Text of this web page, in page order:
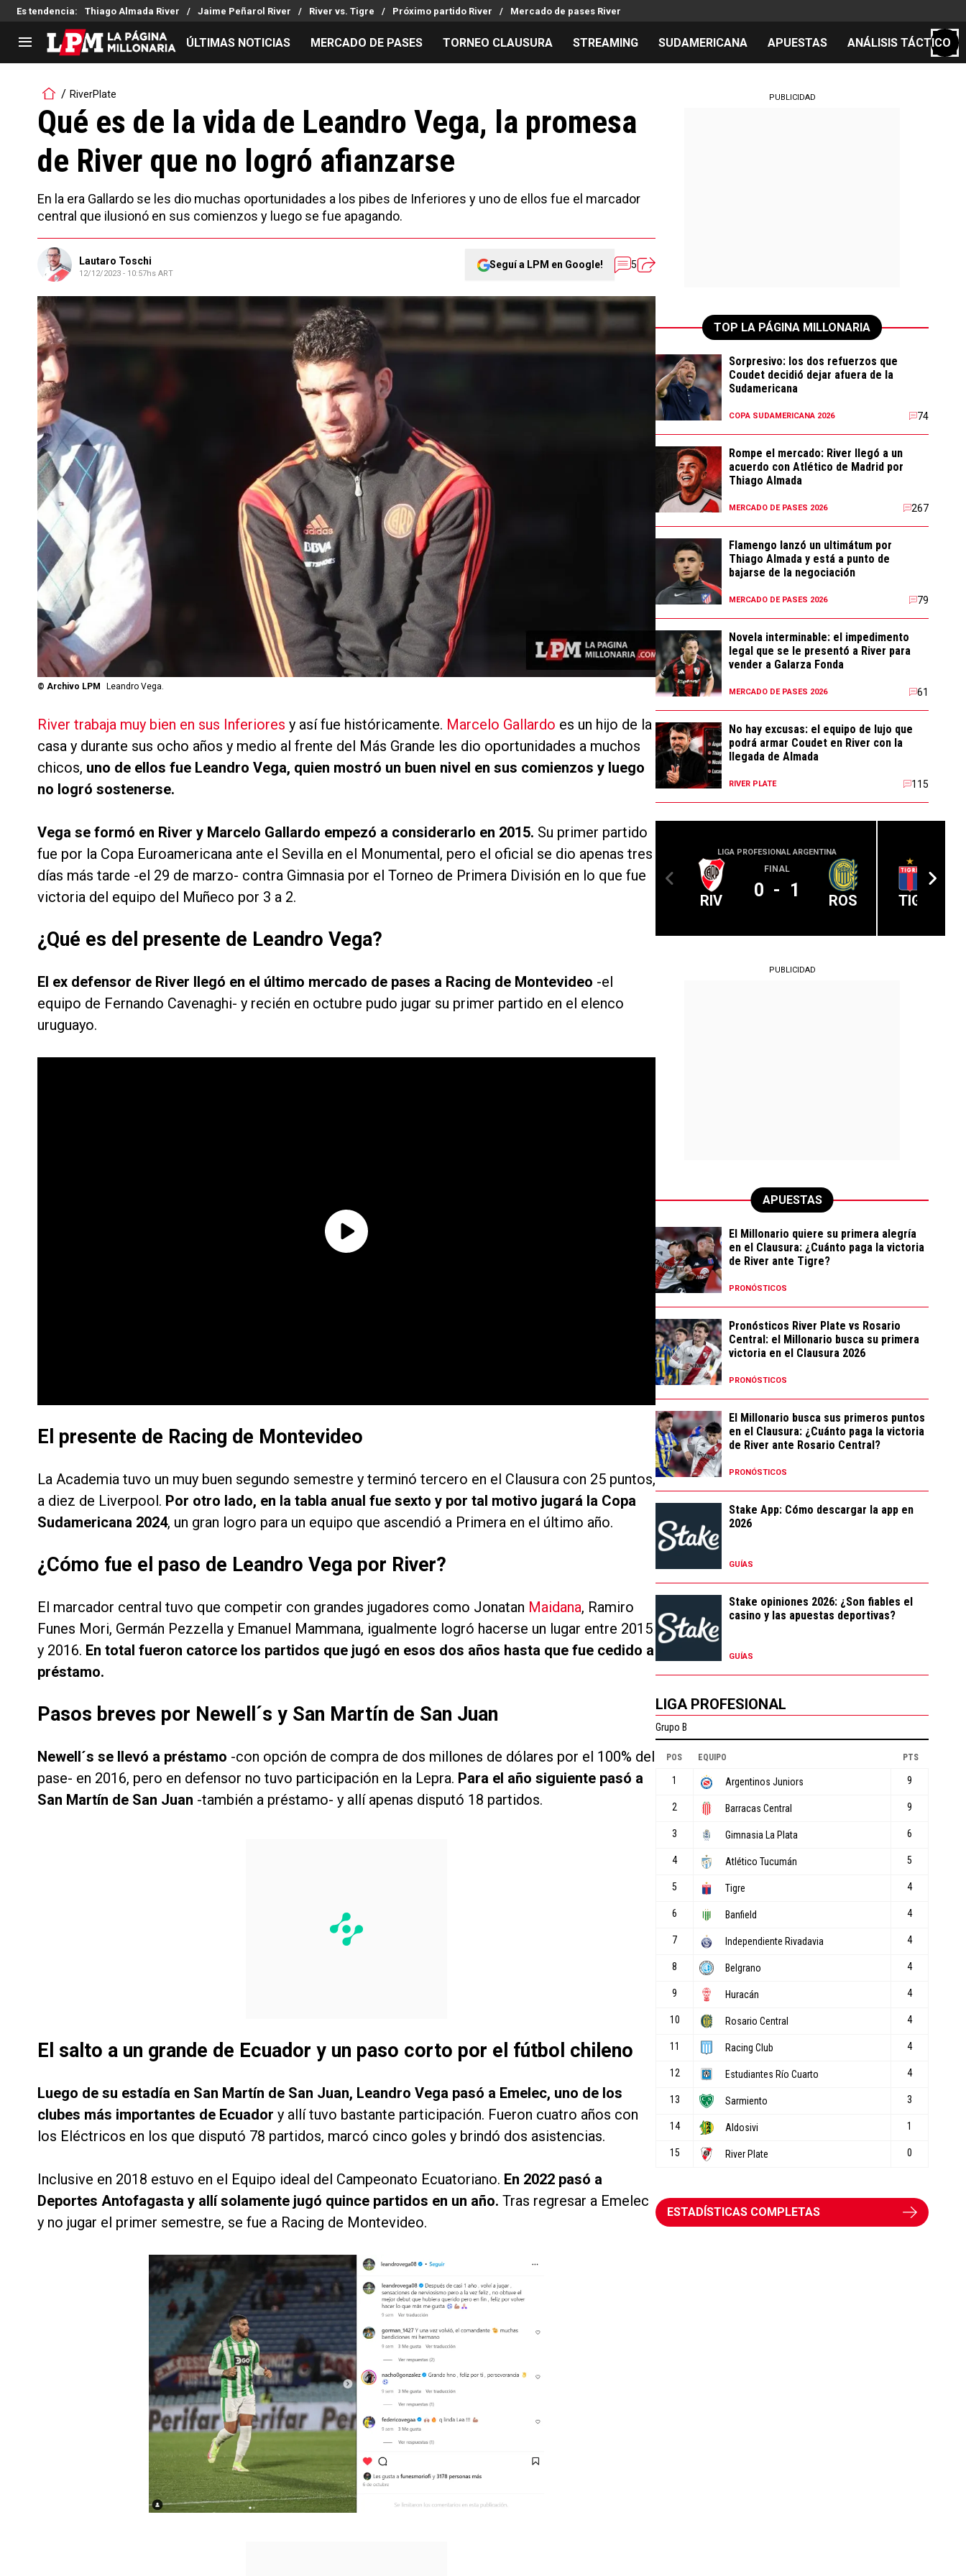
Es tendencia: Thiago Almada River Jaime Peñarol River River vs. Tigre Próximo partido River Mercado de pases River
LIGA PROFESIONAL
Noticias
Tabla de posiciones
Fixture
Reserva
Copa Sudamericana
Copa Argentina
Selección Argentina
Mercado de Pases
Análisis tácticos
Juanfer Quintero
Chacho Coudet
Streaming
Entradas
Los goles de River
Guías
ÚLTIMAS NOTICIAS MERCADO DE PASES TORNEO CLAUSURA STREAMING SUDAMERICANA APUESTAS ANÁLISIS TÁCTICO
RiverPlate
Qué es de la vida de Leandro Vega, la promesa
de River que no logró afianzarse
En la era Gallardo se les dio muchas oportunidades a los pibes de Inferiores y uno de ellos fue el marcador
central que ilusionó en sus comienzos y luego se fue apagando.
Lautaro Toschi
12/12/2023 - 10:57hs ART
Seguí a LPM en Google! 5
© Archivo LPM Leandro Vega.
River trabaja muy bien en sus Inferiores y así fue históricamente. Marcelo Gallardo es un hijo de la
casa y durante sus ocho años y medio al frente del Más Grande les dio oportunidades a muchos
chicos, uno de ellos fue Leandro Vega, quien mostró un buen nivel en sus comienzos y luego
no logró sostenerse.
Vega se formó en River y Marcelo Gallardo empezó a considerarlo en 2015. Su primer partido
fue por la Copa Euroamericana ante el Sevilla en el Monumental, pero el oficial se dio apenas tres
días más tarde -el 29 de marzo- contra Gimnasia por el Torneo de Primera División en lo que fue
victoria del equipo del Muñeco por 3 a 2.
¿Qué es del presente de Leandro Vega?
El ex defensor de River llegó en el último mercado de pases a Racing de Montevideo -el
equipo de Fernando Cavenaghi- y recién en octubre pudo jugar su primer partido en el elenco
uruguayo.
El presente de Racing de Montevideo
La Academia tuvo un muy buen segundo semestre y terminó tercero en el Clausura con 25 puntos,
a diez de Liverpool. Por otro lado, en la tabla anual fue sexto y por tal motivo jugará la Copa
Sudamericana 2024, un gran logro para un equipo que ascendió a Primera en el último año.
¿Cómo fue el paso de Leandro Vega por River?
El marcador central tuvo que competir con grandes jugadores como Jonatan Maidana, Ramiro
Funes Mori, Germán Pezzella y Emanuel Mammana, igualmente logró hacerse un lugar entre 2015
y 2016. En total fueron catorce los partidos que jugó en esos dos años hasta que fue cedido a
préstamo.
Pasos breves por Newell´s y San Martín de San Juan
Newell´s se llevó a préstamo -con opción de compra de dos millones de dólares por el 100% del
pase- en 2016, pero en defensor no tuvo participación en la Lepra. Para el año siguiente pasó a
San Martín de San Juan -también a préstamo- y allí apenas disputó 18 partidos.
El salto a un grande de Ecuador y un paso corto por el fútbol chileno
Luego de su estadía en San Martín de San Juan, Leandro Vega pasó a Emelec, uno de los
clubes más importantes de Ecuador y allí tuvo bastante participación. Fueron cuatro años con
los Eléctricos en los que disputó 78 partidos, marcó cinco goles y brindó dos asistencias.
Inclusive en 2018 estuvo en el Equipo ideal del Campeonato Ecuatoriano. En 2022 pasó a
Deportes Antofagasta y allí solamente jugó quince partidos en un año. Tras regresar a Emelec
y no jugar el primer semestre, se fue a Racing de Montevideo.
PUBLICIDAD
TOP LA PÁGINA MILLONARIA
Sorpresivo: los dos refuerzos que
Coudet decidió dejar afuera de la
Sudamericana
COPA SUDAMERICANA 2026 74
Rompe el mercado: River llegó a un
acuerdo con Atlético de Madrid por
Thiago Almada
MERCADO DE PASES 2026 267
Flamengo lanzó un ultimátum por
Thiago Almada y está a punto de
bajarse de la negociación
MERCADO DE PASES 2026 79
Novela interminable: el impedimento
legal que se le presentó a River para
vender a Galarza Fonda
MERCADO DE PASES 2026 61
No hay excusas: el equipo de lujo que
podrá armar Coudet en River con la
llegada de Almada
RIVER PLATE 115
LIGA PROFESIONAL ARGENTINA
RIV
FINAL
0 - 1 ROS TIG
PUBLICIDAD
APUESTAS
El Millonario quiere su primera alegría
en el Clausura: ¿Cuánto paga la victoria
de River ante Tigre?
PRONÓSTICOS
Pronósticos River Plate vs Rosario
Central: el Millonario busca su primera
victoria en el Clausura 2026
PRONÓSTICOS
El Millonario busca sus primeros puntos
en el Clausura: ¿Cuánto paga la victoria
de River ante Rosario Central?
PRONÓSTICOS
Stake App: Cómo descargar la app en
2026
GUÍAS
Stake opiniones 2026: ¿Son fiables el
casino y las apuestas deportivas?
GUÍAS
LIGA PROFESIONAL
ESTADÍSTICAS COMPLETAS